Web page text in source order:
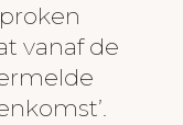
vanaf de